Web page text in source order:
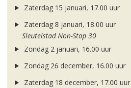
Zaterdag 15 januari, 17.00 uur
Zaterdag 8 januari, 18.00 uur
Sleutelstad Non-Stop 30
Zondag 2 januari, 16.00 uur
Zondag 26 december, 16.00 uur
Zaterdag 18 december, 17.00 uur